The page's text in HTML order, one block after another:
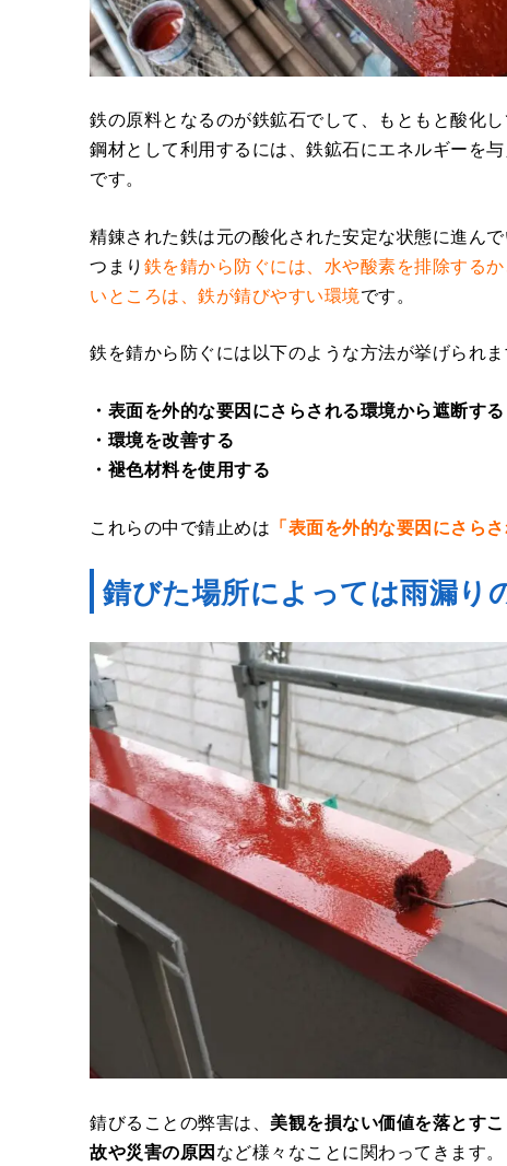
鉄の原料となるのが鉄鉱石でして、もともと酸化
鋼材として利用するには、鉄鉱石にエネルギーを
です。
精錬された鉄は元の酸化された安定な状態に進んで
つまり 鉄を錆から防ぐには、水や酸素を排除する
いところは、鉄が錆びやすい環境です。
鉄を錆から防ぐには以下のような方法が挙げられま
・表面を外的な要因にさらされる環境から遮断する
・環境を改善する
・褪色材料を使用する
これらの中で錆止めは 「表面を外的な要因にさら
錆びた場所によっては雨漏り
錆びることの弊害は、 美観を損ない価値を落とす
故や災害の原因など様々なことに関わってきます。